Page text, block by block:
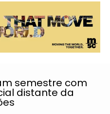
semestre com
distante da